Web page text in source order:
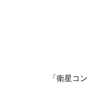
「衛星コ